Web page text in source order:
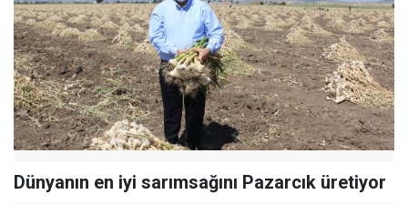
Dünyanın en iyi sarımsağını Pazarcık üretiyor